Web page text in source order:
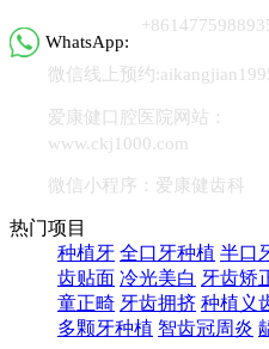
WhatsApp:
微信线上预约
爱康健口腔医院网站：
www.ckj1000.com
微信小程序：爱康健齿科
热门项目
种植牙 全口牙种植 半口
齿贴面 冷光美白 牙齿矫
童正畸 牙齿拥挤 种植义
多颗牙种植 智齿冠周炎